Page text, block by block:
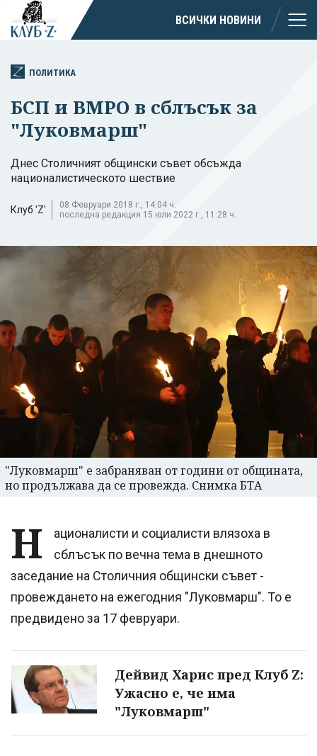
ВСИЧКИ НОВИНИ
ПОЛИТИКА
БСП и ВМРО в сблъсък за
"Луковмарш"
Днес Столичният общински съвет обсъжда
националистическото шествие
Клуб 'Z'
08 Февруари 2018 г., 14:04 ч.
последна редакция 15 юли 2022 г., 11:28 ч.
"Луковмарш" е забраняван от години от общината,
но продължава да се провежда. Снимка БТА
Н
ационалисти и социалисти влязоха в
сблъсък по вечна тема в днешното
заседание на Столичния общински съвет -
провеждането на ежегодния "Луковмарш". То е
предвидено за 17 февруари.
Дейвид Харис пред Клуб Z:
Ужасно е, че има
"Луковмарш"